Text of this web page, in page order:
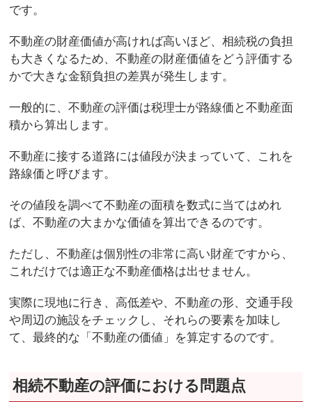
です。
不動産の財産価値が高ければ高いほど、相続税の負担
も大きくなるため、不動産の財産価値をどう評価する
かで大きな金額負担の差異が発生します。
一般的に、不動産の評価は税理士が路線価と不動産面
積から算出します。
不動産に接する道路には値段が決まっていて、これを
路線価と呼びます。
その値段を調べて不動産の面積を数式に当てはめれ
ば、不動産の大まかな価値を算出できるのです。
ただし、不動産は個別性の非常に高い財産ですから、
これだけでは適正な不動産価格は出せません。
実際に現地に行き、高低差や、不動産の形、交通手段
や周辺の施設をチェックし、それらの要素を加味し
て、最終的な「不動産の価値」を算定するのです。
相続不動産の評価における問題点